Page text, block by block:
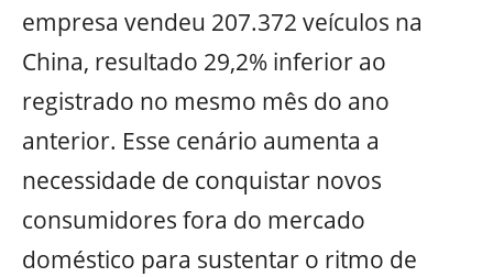
empresa vendeu 207.372 veículos na
China, resultado 29,2% inferior ao
registrado no mesmo mês do ano
anterior. Esse cenário aumenta a
necessidade de conquistar novos
consumidores fora do mercado
doméstico para sustentar o ritmo de